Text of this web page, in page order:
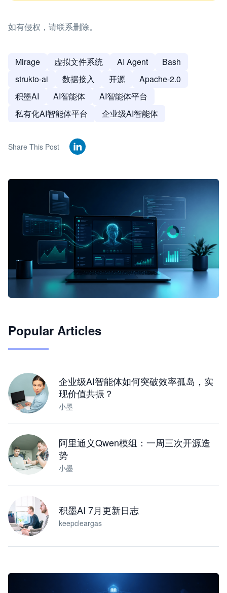
如有侵权，请联系删除。
Mirage 虚拟文件系统 AI Agent
Bash
strukto-ai
数据接入 开源
Apache-2.0
积墨AI
AI智能体
AI智能体平台
私有化AI智能体平台
企业级AI智能体
Share This Post
JimoClaw 桌面 AI Agent 工作台
Popular Articles
企业级AI智能体如何突破效率孤岛，实
现价值共振？
小墨
阿里通义Qwen模组：一周三次开源造
势
小墨
积墨AI 7月更新日志
keepcleargas